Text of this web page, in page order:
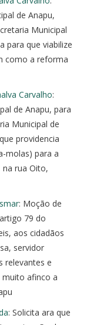
de Anapu,
Municipal
para que viabilize
como a reforma
Carvalho:
de Anapu, para
Municipal de
providencia
molas) para a
na rua Oito,
: Moção de
79 do
aos cidadãos
servidor
relevantes e
muito afinco a
: Solicita ara que